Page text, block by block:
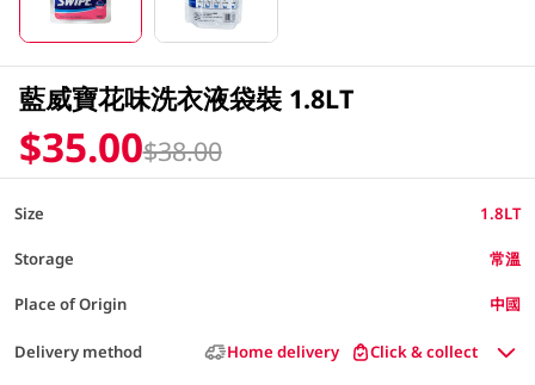
藍威寶花味洗衣液袋裝 1.8LT
$35.00$38.00
Size 1.8LT
Storage 常溫
Place of Origin 中國
Delivery method Home delivery Click & collect